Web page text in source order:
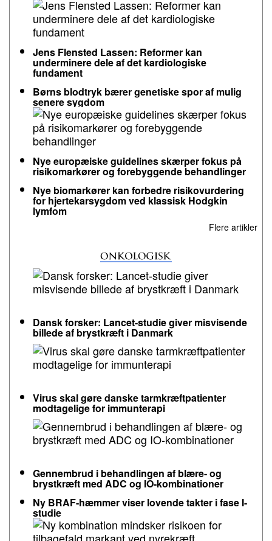
Jens Flensted Lassen: Reformer kan
underminere dele af det kardiologiske
fundament
Børns blodtryk bærer genetiske spor af mulig
senere sygdom
Nye europæiske guidelines skærper fokus på
risikomarkører og forebyggende behandlinger
Nye biomarkører kan forbedre risikovurdering
for hjertekarsygdom ved klassisk Hodgkin
lymfom
Flere artikler
Dansk forsker: Lancet-studie giver misvisende
billede af brystkræft i Danmark
Virus skal gøre danske tarmkræftpatienter
modtagelige for immunterapi
Gennembrud i behandlingen af blære- og
brystkræft med ADC og IO-kombinationer
Ny BRAF-hæmmer viser lovende takter i fase I-
studie